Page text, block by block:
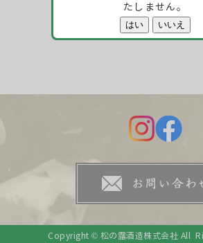
一覧に戻る
Copyright © 松の露酒造株式会社 All
たしません。